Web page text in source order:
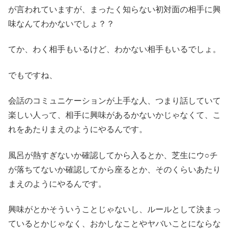
が言われていますが、まったく知らない初対面の相手に興
味なんてわかないでしょ？？
てか、わく相手もいるけど、わかない相手もいるでしょ。
でもですね、
会話のコミュニケーションが上手な人、つまり話していて
楽しい人って、相手に興味があるかないかじゃなくて、こ
れをあたりまえのようにやるんです。
風呂が熱すぎないか確認してから入るとか、芝生にウ○チ
が落ちてないか確認してから座るとか、そのくらいあたり
まえのようにやるんです。
興味がとかそういうことじゃないし、ルールとして決まっ
ているとかじゃなく、おかしなことやヤバいことにならな